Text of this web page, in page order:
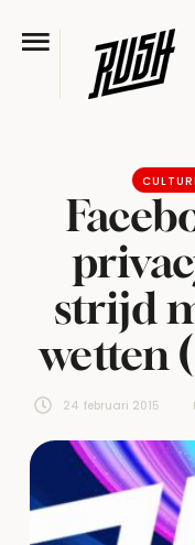
strijd
wetten
24 februari 2015